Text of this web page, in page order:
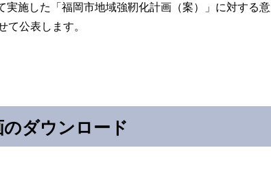
施した「福岡市地域強靭化計画（案）」に対する
て公表します。
画のダウンロード